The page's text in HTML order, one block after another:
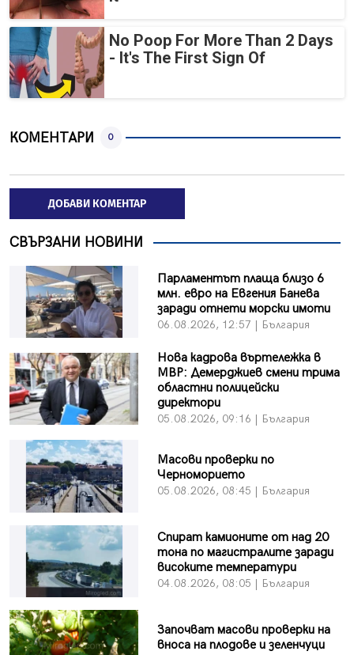
No Poop For More Than 2 Days
- It's The First Sign Of
КОМЕНТАРИ 0
ДОБАВИ КОМЕНТАР
СВЪРЗАНИ НОВИНИ
Парламентът плаща близо 6
млн. евро на Евгения Банева
заради отнети морски имоти
06.08.2026, 12:57 | България
Нова кадрова въртележка в
МВР: Демерджиев смени трима
областни полицейски
директори
05.08.2026, 09:16 | България
Масови проверки по
Черноморието
05.08.2026, 08:45 | България
Спират камионите от над 20
тона по магистралите заради
високите температури
04.08.2026, 08:05 | България
Започват масови проверки на
вноса на плодове и зеленчуци